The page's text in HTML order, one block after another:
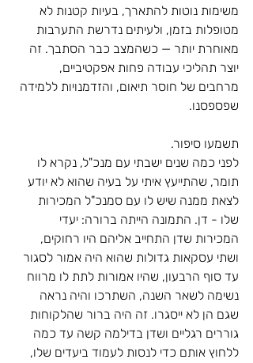
משימות נוטות להתארך, בעיות קטנות לא
מטופלות בזמן, ולעיתים נדרשת התערבות
מאוחרת יותר — כשהמצב כבר הסתבך. זה
יוצר תהליכי עבודה פחות אפקטיביים,
מרחבים של חוסר תיאום, והזדמנויות ללמידה
שפספסנו.
תשמעו סיפור.
לפני כמה שנים ישבתי עם מנכ"ל, נקרא לו
תומר, שהתייעץ איתי על בעיה שהוא לא יודע
לצאת ממנה שיש לו עם סמנכ"ל המכירות
שלו - דן. התמונה הייתה ברורה: יעדי
המכירות שדן התחייב אליהם היו רחוקים,
ושתי עסקאות גדולות שהוא היה אמור לסגור
עד סוף הרבעון, שהיו אמורות לתת לו מרווח
נשימה לשאר השנה, השתרכו והיה נראה
שגם הן לא ייסגרו. זה היה ברור שהלקוחות
גוררים רגליים ושדן בדילמה קשה עד כמה
ללחוץ אותם כדי לנסות לעמוד ביעדים שלו,